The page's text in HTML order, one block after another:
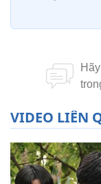
VIDEO LIÊN